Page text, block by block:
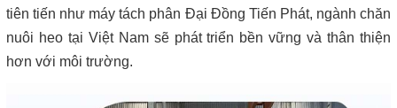
tiên tiến như máy tách phân Đại Đồng Tiến Phát, ngành chăn
nuôi heo tại Việt Nam sẽ phát triển bền vững và thân thiện
hơn với môi trường.